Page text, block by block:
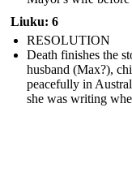
Liuku: 6
RESOLUTION
Death finishes the
husband (Max?),
peacefully in
she was writing